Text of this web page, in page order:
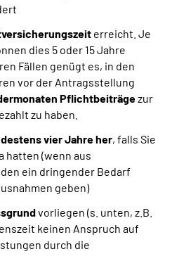
Kundenportal
erreicht. Je
dies 5 oder 15 Jahre
Fällen genügt es, in den
vor der Antragsstellung
Pflichtbeiträgezur
zu haben.
vier Jahre her, falls Sie
hatten (wenn aus
ein dringender Bedarf
geben)
vorliegen (s. unten, z.B.
keinen Anspruch auf
durch die